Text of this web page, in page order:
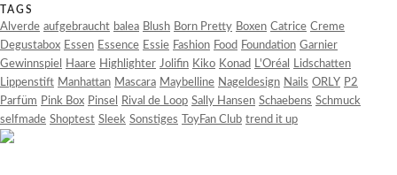
TAGS
Alverde aufgebraucht balea Blush Born Pretty Boxen Catrice Creme
Degustabox Essen Essence Essie Fashion Food Foundation Garnier
Gewinnspiel
Haare Highlighter Jolifin Kiko Konad L'Oréal
Lidschatten
Lippenstift Manhattan Mascara Maybelline Nageldesign Nails ORLY P2
Parfüm Pink Box Pinsel Rival de Loop Sally Hansen Schaebens Schmuck
selfmade Shoptest Sleek Sonstiges ToyFan Club trend it up